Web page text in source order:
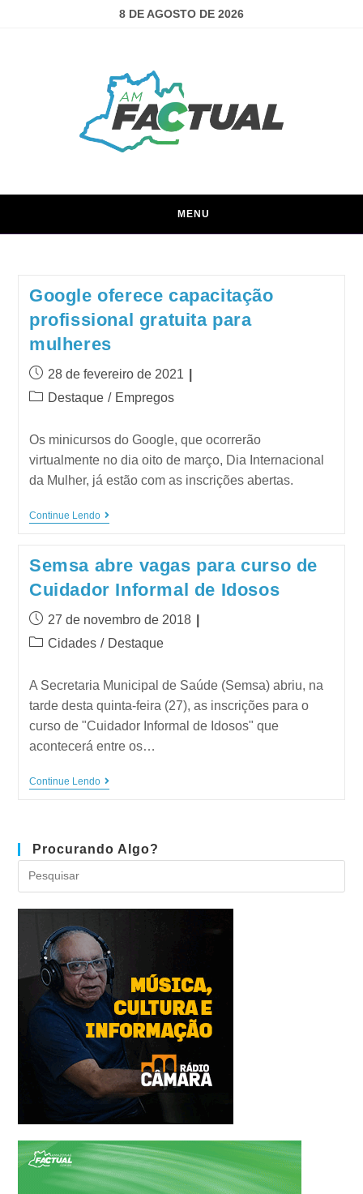
8 DE AGOSTO DE 2026
MENU
Google oferece capacitação
profissional gratuita para
mulheres
28 de fevereiro de 2021
Destaque / Empregos
Os minicursos do Google, que ocorrerão
virtualmente no dia oito de março, Dia Internacional
da Mulher, já estão com as inscrições abertas.
Continue Lendo
Semsa abre vagas para curso de
Cuidador Informal de Idosos
27 de novembro de 2018
Cidades / Destaque
A Secretaria Municipal de Saúde (Semsa) abriu, na
tarde desta quinta-feira (27), as inscrições para o
curso de "Cuidador Informal de Idosos" que
acontecerá entre os…
Continue Lendo
Procurando Algo?